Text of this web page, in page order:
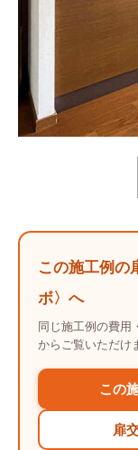
この施工例の
ボ〉へ
同じ施工例の費用
からご覧いただけ
この
扉